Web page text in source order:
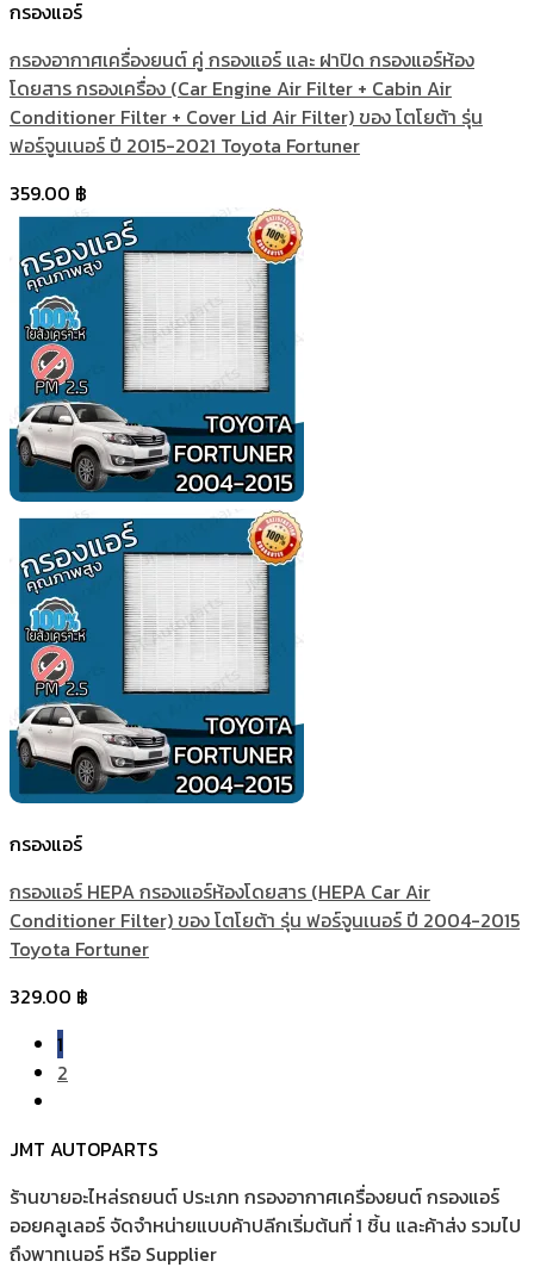
กรองแอร์
กรองอากาศเครื่องยนต์ คู่ กรองแอร์ และ ฝาปิด กรองแอร์ห้อง
โดยสาร กรองเครื่อง (Car Engine Air Filter + Cabin Air
Conditioner Filter + Cover Lid Air Filter) ของ โตโยต้า รุ่น
ฟอร์จูนเนอร์ ปี 2015-2021 Toyota Fortuner
359.00 ฿
กรองแอร์
กรองแอร์ HEPA กรองแอร์ห้องโดยสาร (HEPA Car Air
Conditioner Filter) ของ โตโยต้า รุ่น ฟอร์จูนเนอร์ ปี 2004-2015
Toyota Fortuner
329.00 ฿
1
2
JMT AUTOPARTS
ร้านขายอะไหล่รถยนต์ ประเภท กรองอากาศเครื่องยนต์ กรองแอร์
ออยคลูเลอร์ จัดจำหน่ายแบบค้าปลีกเริ่มต้นที่ 1 ชิ้น และค้าส่ง รวมไป
ถึงพาทเนอร์ หรือ Supplier